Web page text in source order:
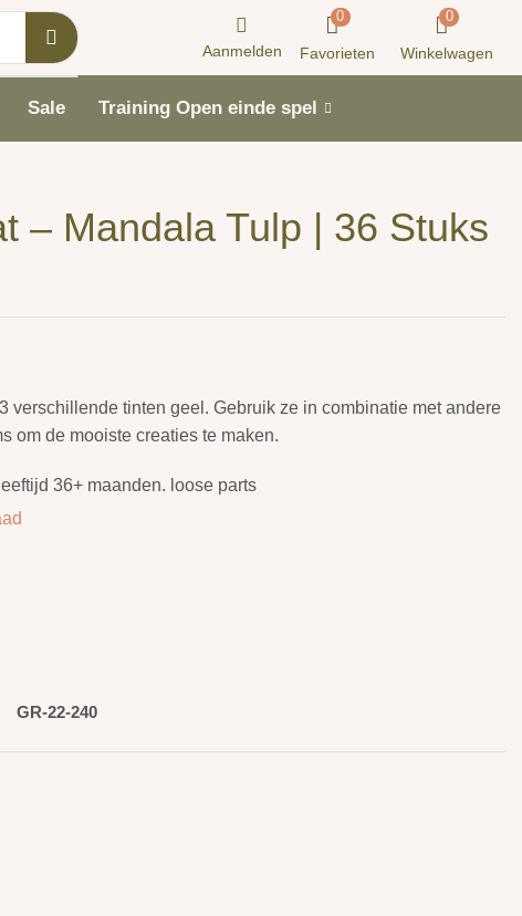
Aanmelden
0
Favorieten
0
Winkelwagen
Sale Training Open einde spel
– Mandala Tulp | 36 Stuks
verschillende tinten geel. Gebruik ze in combinatie met andere
om de mooiste creaties te maken.
36+ maanden. loose parts
GR-22-240